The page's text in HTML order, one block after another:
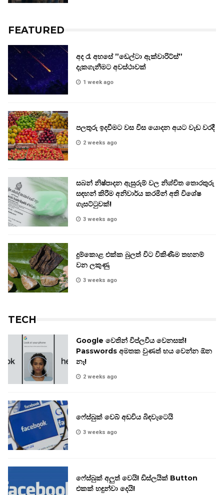
FEATURED
අද රෑ අහසේ ”ඩෙල්ටා ඇක්වාරිට්ස්”
දැකගැනීමට අවස්ථාවක්
1 week ago
පලතුරු ඉදවීමට වස විස යොදන අයට වැඩ වරදී
2 weeks ago
සබන් නිෂ්පාදන ඇසුරුම් වල නිශ්චිත තොරතුරු
සඳහන් කිරීම අනිවාර්ය කරමින් අති විශේෂ
ගැසට්ටුවක්!
3 weeks ago
දුම්කොළ එක්ක බුලත් විට විකිණීම තහනම්
වන ලකුණු
3 weeks ago
TECH
Google වෙතින් විප්ලවීය වෙනසක්!
Passwords අමතක වුණත් භය වෙන්න ඕන
නෑ!
2 weeks ago
ෆේස්බුක් වෙබ් අඩවිය බිඳවැටෙයි
3 weeks ago
ෆේස්බුක් අලුත් වෙයි! ඩිස්ලයික් Button
එකක් හඳුන්වා දෙයි!